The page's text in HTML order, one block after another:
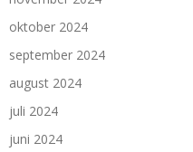
oktober 2024
september 2024
august 2024
juli 2024
juni 2024